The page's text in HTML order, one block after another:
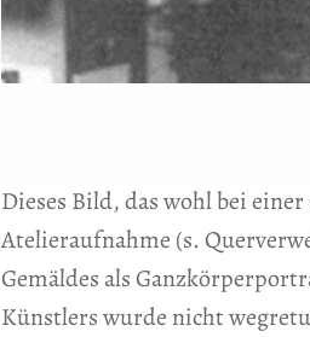
Dieses Bild, das wohl bei
Atelieraufnahme (s.
Gemäldes als
Künstlers wurde nicht